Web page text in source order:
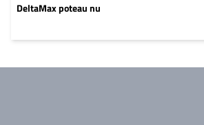
DeltaMax poteau nu